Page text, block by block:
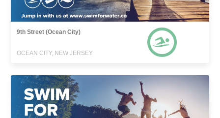
9th Street (Ocean City)
OCEAN CITY, NEW JERSEY